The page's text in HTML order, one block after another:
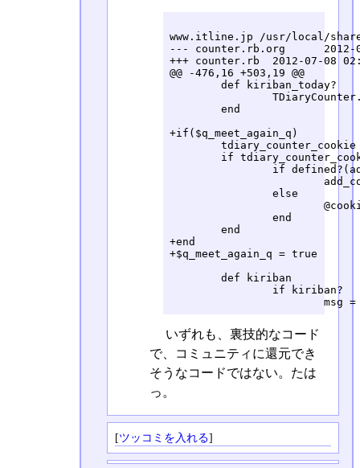
www.itline.jp /usr/local/
--- counter.rb.org	2012-04-29 20:27:26.000000000 +0900
+++ counter.rb	2012-07-08 02:44:54.290040583 +0900
@@ -476,16 +503,19 @@
+if($q_meet_again_q)
+end
+$q_meet_again_q = true
いずれも、裏技的なコード
で、コミュニティに還元でき
そうなコードではない。たは
っ。
[ツッコミを入れる]